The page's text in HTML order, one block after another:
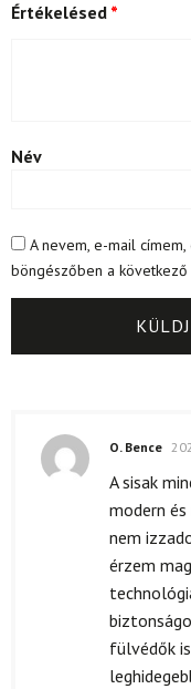
Értékelésed *
Név
A nevem, e-mail
böngészőben a
O. Bence
A sisak
modern
nem
érzem
fülvédők